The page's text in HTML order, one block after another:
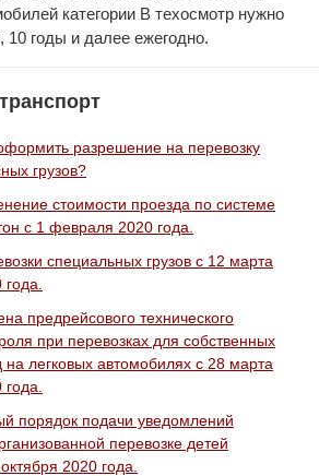
категории В техосмотр нужно
10 годы и далее ежегодно.
разрешение на перевозку
грузов?
стоимости проезда по системе
с 1 февраля 2020 года.
специальных грузов с 12 марта
предрейсового технического
при перевозках для собственных
на легковых автомобилях с 28 марта
порядок подачи уведомлений
перевозке детей
2020 года.